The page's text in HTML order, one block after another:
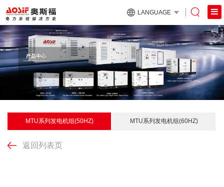
LANGUAGE
MTU系列发电机组(50HZ) MTU系列发电机组(60HZ)
返回列表页